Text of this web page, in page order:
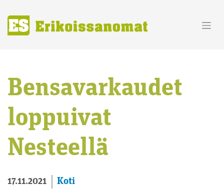
content
Bensavarkaudet
loppuivat
Nesteellä
17.11.2021 Koti